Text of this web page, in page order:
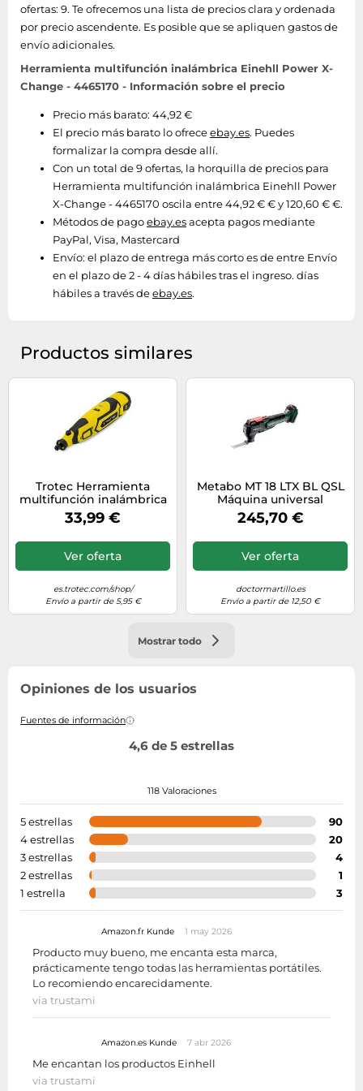
ofertas: 9. Te ofrecemos una lista de precios clara y ordenada
por precio ascendente. Es posible que se apliquen gastos de
envío adicionales.
Herramienta multifunción inalámbrica Einehll Power X-
Change - 4465170 - Información sobre el precio
Precio más barato: 44,92 €
El precio más barato lo ofreceebay.es. Puedes
formalizar la compra desde allí.
Con un total de 9 ofertas, la horquilla de precios para
Herramienta multifunción inalámbrica Einehll Power
X-Change - 4465170 oscila entre 44,92 € € y 120,60 € €.
Métodos de pagoebay.esacepta pagos mediante
PayPal, Visa, Mastercard
Envío: el plazo de entrega más corto es de entre Envío
en el plazo de 2 - 4 días hábiles tras el ingreso. días
hábiles a través deebay.es.
Productos similares
Trotec Herramienta
multifunción inalámbrica
PMTS 01-12V con batería y
cargador incluidos
33,99 €
Ver oferta
es.trotec.com/shop/
Envío a partir de 5,95 €
Metabo MT 18 LTX BL QSL
Máquina universal
inalámbrica
Multiherramienta
613088840
245,70 €
Ver oferta
doctormartillo.es
Envío a partir de 12,50 €
Mostrar todo
Opiniones de los usuarios
Fuentes de información
4,6 de 5 estrellas
118 Valoraciones
5 estrellas
90
4 estrellas
20
3 estrellas
4
2 estrellas
1
1 estrella
3
Amazon.fr Kunde 1 may 2026
Producto muy bueno, me encanta esta marca,
prácticamente tengo todas las herramientas portátiles.
Lo recomiendo encarecidamente.
via trustami
Amazon.es Kunde 7 abr 2026
Me encantan los productos Einhell
via trustami